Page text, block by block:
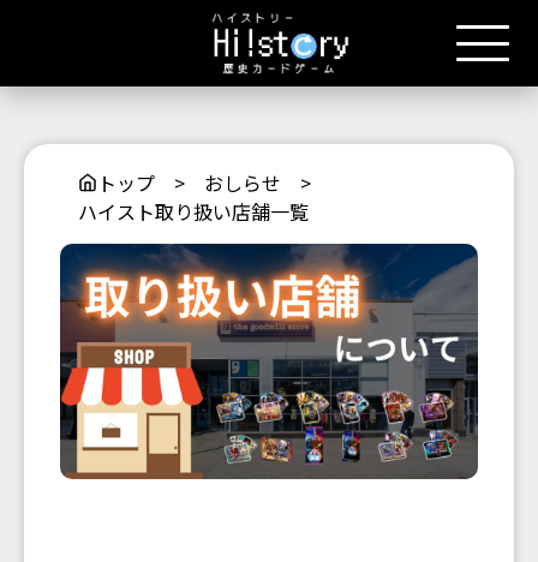
トップ > おしらせ >
ハイスト取り扱い店舗一覧